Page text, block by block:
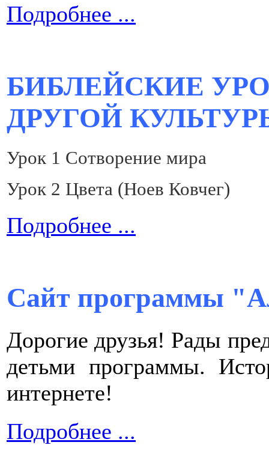
Подробнее ...
БИБЛЕЙСКИЕ
ДРУГОЙ
Урок 1 Сотворение мира
Урок 2 Цвета (Ноев Ковчег)
Подробнее ...
Сайт программы
Дорогие друзья! Рады
детьми программы.
интернете!
Подробнее ...